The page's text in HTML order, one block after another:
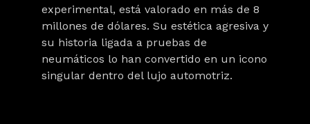
experimental, está valorado en más de 8
millones de dólares. Su estética agresiva y
su historia ligada a pruebas de
neumáticos lo han convertido en un icono
singular dentro del lujo automotriz.